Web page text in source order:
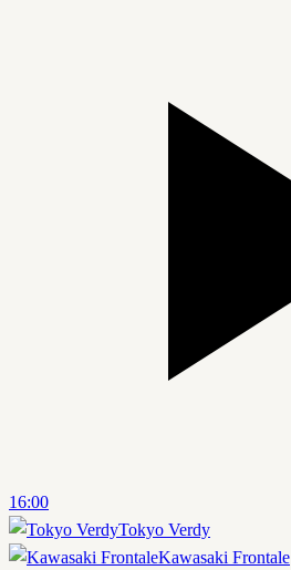
16:00
Tokyo Verdy
Kawasaki Frontale